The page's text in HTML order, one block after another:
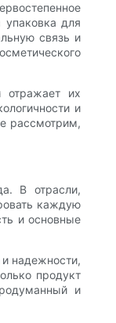
упаковка для
связь и
отражает их
и
рассмотрим,
В отрасли,
каждую
и основные
и надежности,
продукт
и